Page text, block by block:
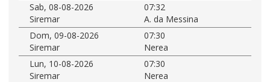
Sab, 08-08-2026
07:32
Siremar
A. da Messina
Dom, 09-08-2026
07:30
Siremar
Nerea
Lun, 10-08-2026
07:30
Siremar
Nerea